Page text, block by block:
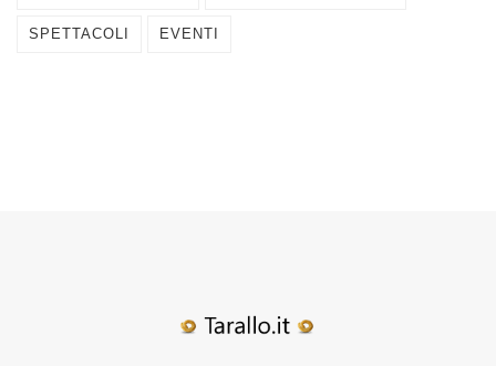
SPETTACOLI EVENTI